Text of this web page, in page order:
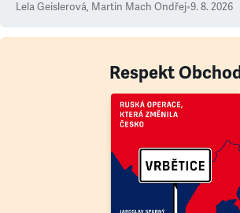
Lela Geislerová, Martin Mach Ondřej•9. 8. 2026
Respekt Obchod